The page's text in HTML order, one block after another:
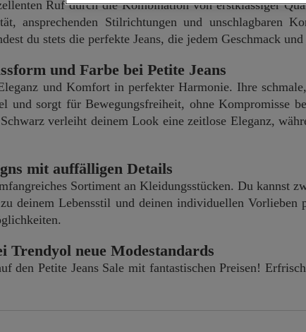
Ruf durch die Kombination von erstklassiger
ansprechenden Stilrichtungen und unschlagbaren
du stets die perfekte Jeans, die jedem Geschmack
und Farbe bei Petite Jeans
und Komfort in perfekter Harmonie. Ihre
sorgt für Bewegungsfreiheit, ohne Kompromisse
verleiht deinem Look eine zeitlose Eleganz,
mit auffälligen Details
Sortiment an Kleidungsstücken. Du
deinem Lebensstil und deinen individuellen
Trendyol neue Modestandards
den Petite Jeans Sale mit fantastischen Preisen!